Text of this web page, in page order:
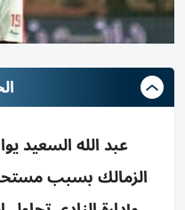
عبد الله السعيد